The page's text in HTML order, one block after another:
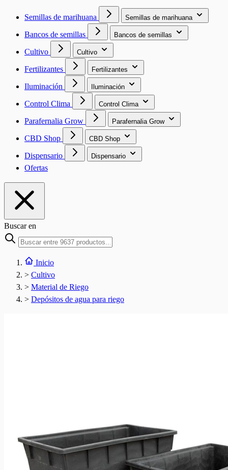
Semillas de marihuana Semillas de marihuana
Bancos de semillas Bancos de semillas
Cultivo Cultivo
Fertilizantes Fertilizantes
Iluminación Iluminación
Control Clima Control Clima
Parafernalia Grow Parafernalia Grow
CBD Shop CBD Shop
Dispensario Dispensario
Ofertas
Buscar en
Inicio
> Cultivo
> Material de Riego
> Depósitos de agua para riego